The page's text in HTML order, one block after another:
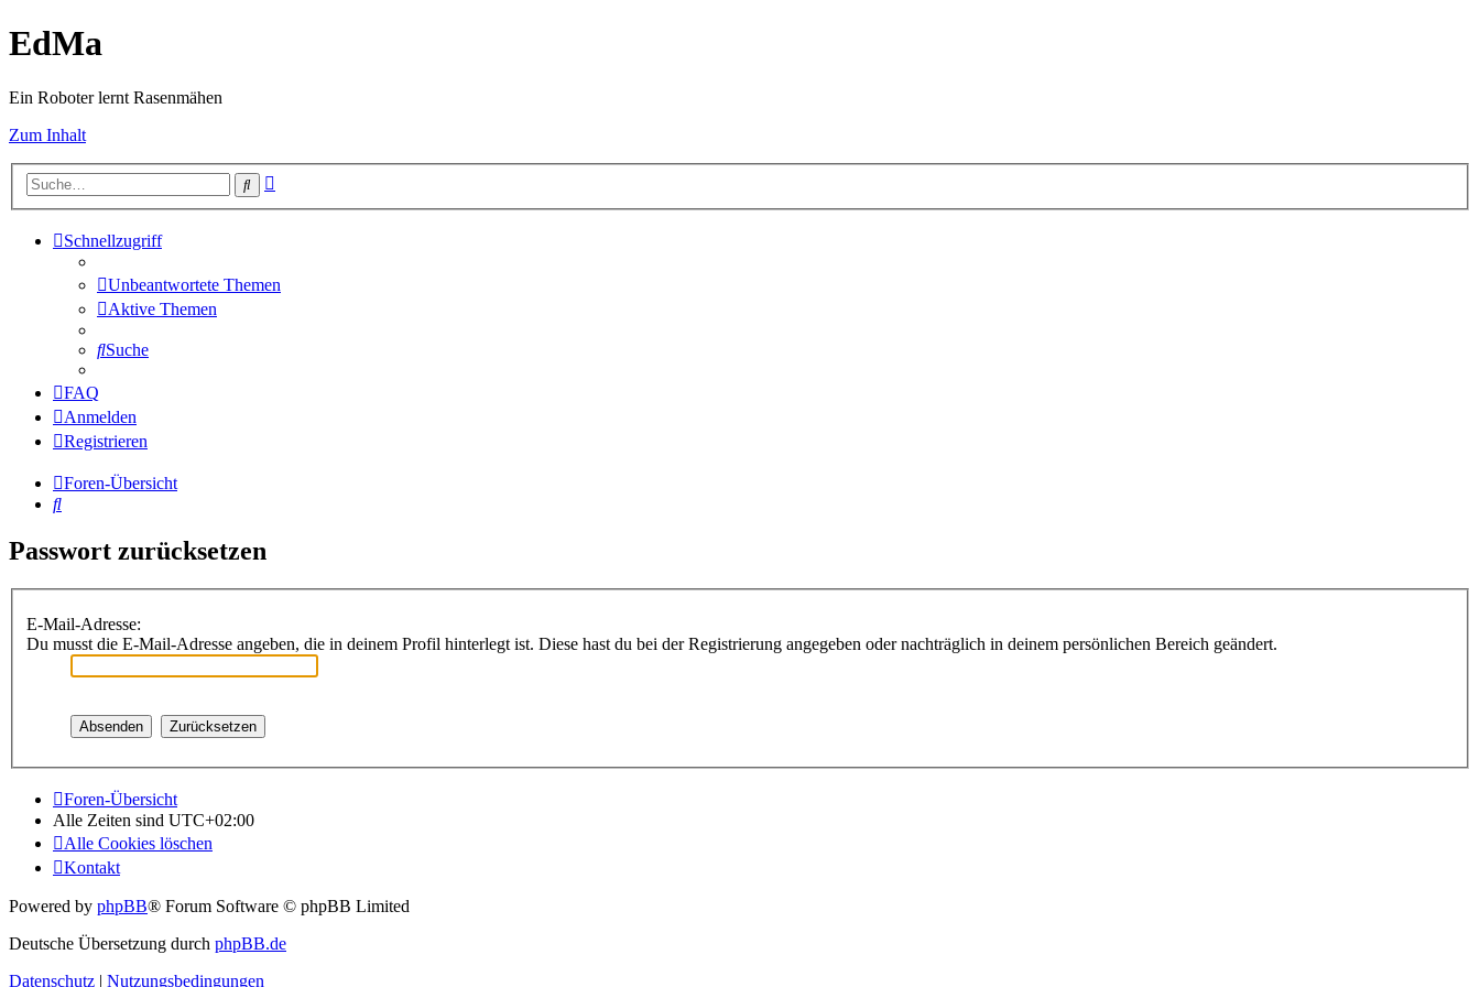
EdMa
Ein Roboter lernt Rasenmähen
Zum Inhalt
Suche
Schnellzugriff
Unbeantwortete Themen
Aktive Themen
Suche
FAQ
Anmelden
Registrieren
Foren-Übersicht
Suche
Passwort zurücksetzen
E-Mail-Adresse:
Du musst die E-Mail-Adresse angeben, die in deinem Profil hinterlegt ist. Diese hast du bei der Registrierung angegeben oder nachträglich in deinem persönlichen Bereich geändert.
Foren-Übersicht
Alle Zeiten sind UTC+02:00
Alle Cookies löschen
Kontakt
Powered by phpBB® Forum Software © phpBB Limited
Deutsche Übersetzung durch phpBB.de
Datenschutz | Nutzungsbedingungen